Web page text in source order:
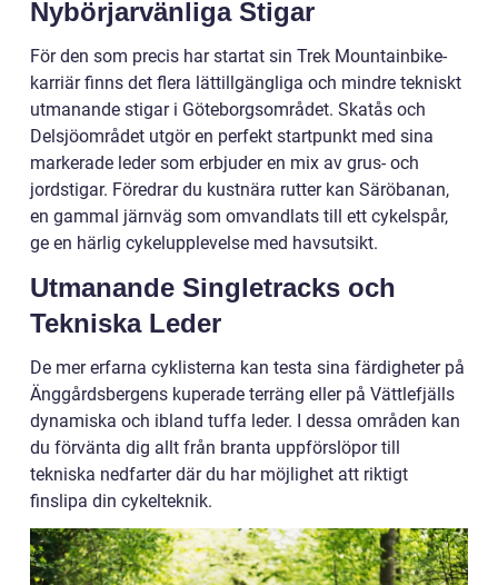
Nybörjarvänliga Stigar
För den som precis har startat sin Trek Mountainbike-
karriär finns det flera lättillgängliga och mindre tekniskt
utmanande stigar i Göteborgsområdet. Skatås och
Delsjöområdet utgör en perfekt startpunkt med sina
markerade leder som erbjuder en mix av grus- och
jordstigar. Föredrar du kustnära rutter kan Säröbanan,
en gammal järnväg som omvandlats till ett cykelspår,
ge en härlig cykelupplevelse med havsutsikt.
Utmanande Singletracks och
Tekniska Leder
De mer erfarna cyklisterna kan testa sina färdigheter på
Änggårdsbergens kuperade terräng eller på Vättlefjälls
dynamiska och ibland tuffa leder. I dessa områden kan
du förvänta dig allt från branta uppförslöpor till
tekniska nedfarter där du har möjlighet att riktigt
finslipa din cykelteknik.